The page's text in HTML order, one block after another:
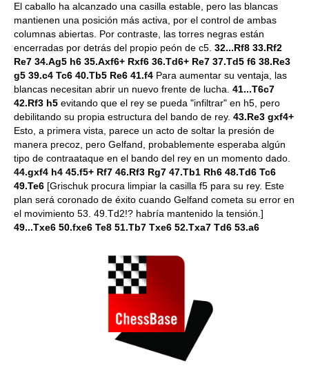
El caballo ha alcanzado una casilla estable, pero las blancas
mantienen una posición más activa, por el control de ambas
columnas abiertas. Por contraste, las torres negras están
encerradas por detrás del propio peón de c5. 32...Rf8 33.Rf2
Re7 34.Ag5 h6 35.Axf6+ Rxf6 36.Td6+ Re7 37.Td5 f6 38.Re3
g5 39.c4 Tc6 40.Tb5 Re6 41.f4 Para aumentar su ventaja, las
blancas necesitan abrir un nuevo frente de lucha. 41...T6c7
42.Rf3 h5 evitando que el rey se pueda "infiltrar" en h5, pero
debilitando su propia estructura del bando de rey. 43.Re3 gxf4+
Esto, a primera vista, parece un acto de soltar la presión de
manera precoz, pero Gelfand, probablemente esperaba algún
tipo de contraataque en el bando del rey en un momento dado.
44.gxf4 h4 45.f5+ Rf7 46.Rf3 Rg7 47.Tb1 Rh6 48.Td6 Tc6
49.Te6 [Grischuk procura limpiar la casilla f5 para su rey. Este
plan será coronado de éxito cuando Gelfand cometa su error en
el movimiento 53. 49.Td2!? habría mantenido la tensión.]
49...Txe6 50.fxe6 Te8 51.Tb7 Txe6 52.Txa7 Td6 53.a6